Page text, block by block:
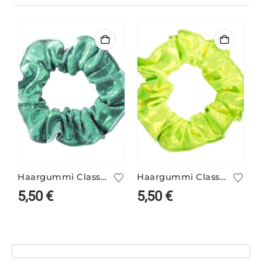
Haargummi Classic mint
5,50€
Haargummi Classic kiwi
5,50€